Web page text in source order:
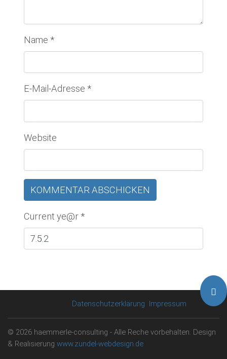
Name *
E-Mail-Adresse *
Website
Current ye@r*
Datenschutzerklärung Impressum
© 2026 haemmerle-consulting - Alle Reche vorbehalten. Design
& Realisierung www.zundel-webdesign.de